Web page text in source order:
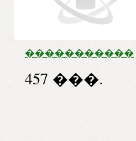
�����������
�������� �/
457 ���.